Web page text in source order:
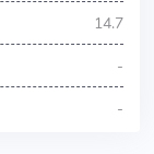
14.7
-
-